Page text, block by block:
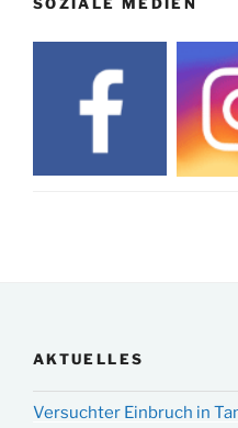
SOZIALE MEDIEN
AKTUELLES
Versuchter Einbruch in